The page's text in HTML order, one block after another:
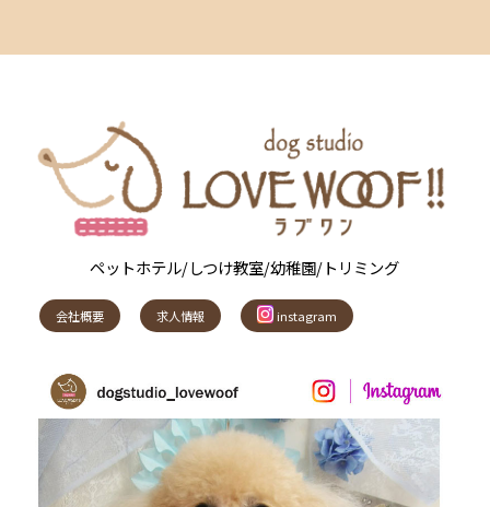
ペットホテル/しつけ教室/幼稚園/トリミング
会社概要 求人情報 instagram